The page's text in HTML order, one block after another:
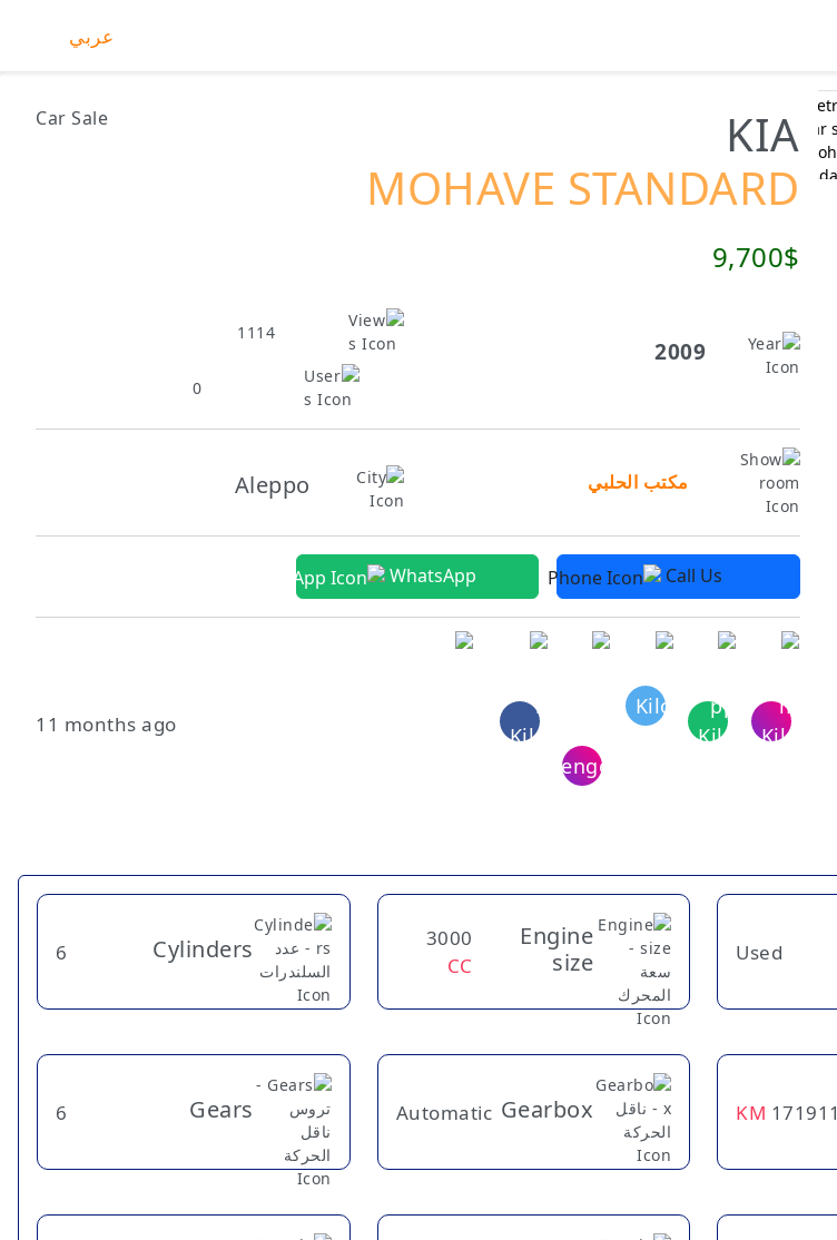
عربي
KIA
Car Sale
MOHAVE STANDARD
9,700$
2009
1114
0
مكتب الحلبي Aleppo
Call Us
WhatsApp
11 months ago
Used
Engine
size
3000
CC
Cylinders
6
171911
KM
Gearbox
Automatic
Gears
6